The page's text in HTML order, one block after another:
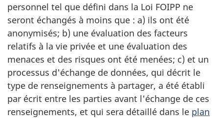
personnel tel que défini dans la Loi FOIPP ne
seront échangés à moins que : a) ils ont été
anonymisés; b) une évaluation des facteurs
relatifs à la vie privée et une évaluation des
menaces et des risques ont été menées; c) et un
processus d'échange de données, qui décrit le
type de renseignements à partager, a été établi
par écrit entre les parties avant l'échange de ces
renseignements, et qui sera détaillé dans le plan